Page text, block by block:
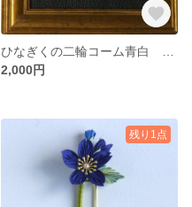
2,000円
残り1点